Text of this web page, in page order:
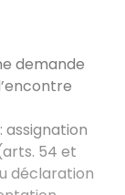
demande
assignation
54 et
déclaration